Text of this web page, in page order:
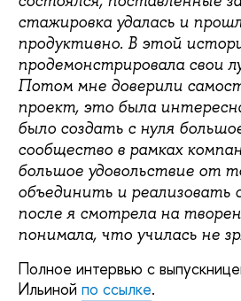
стажировка удалась и
продуктивно. В этой
продемонстрировала свои
Потом мне доверили
проект, это была
было создать с нуля
сообщество в рамках
большое удовольствие от
объединить и реализовать
после я смотрела на
понимала, что училась не
Полное интервью с
Ильиной по ссылке.